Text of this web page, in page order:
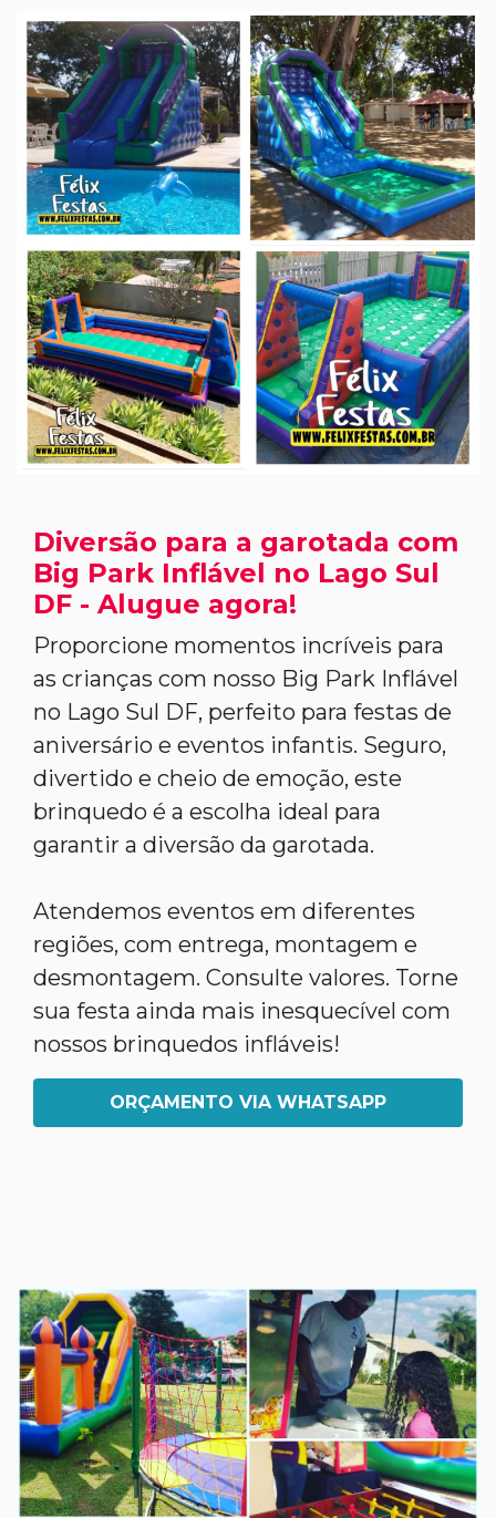
Diversão para a garotada com
Big Park Inflável no Lago Sul
DF - Alugue agora!
Proporcione momentos incríveis para
as crianças com nosso Big Park Inflável
no Lago Sul DF, perfeito para festas de
aniversário e eventos infantis. Seguro,
divertido e cheio de emoção, este
brinquedo é a escolha ideal para
garantir a diversão da garotada.
Atendemos eventos em diferentes
regiões, com entrega, montagem e
desmontagem. Consulte valores. Torne
sua festa ainda mais inesquecível com
nossos brinquedos infláveis!
ORÇAMENTO VIA WHATSAPP